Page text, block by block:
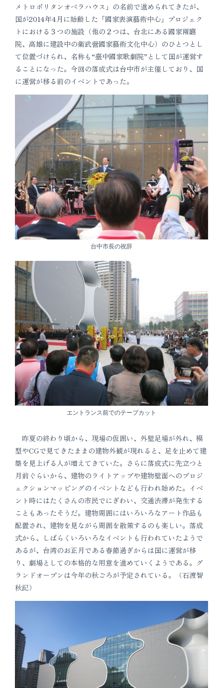
メトロポリタンオペラハウス」の名前で進められてきたが、
国が2014年4月に始動した「國家表演藝術中心」プロジェク
トにおける３つの施設（他の２つは、台北にある國家兩廳
院、高雄に建設中の衛武營國家藝術文化中心）のひとつとし
て位置づけられ、名称も“臺中國家歌劇院”として国が運営す
ることになった。今回の落成式は台中市が主催しており、国
に運営が移る前のイベントであった。
台中市長の祝辞
エントランス前でのテープカット
昨夏の終わり頃から、現場の仮囲い、外壁足場が外れ、模
型やCGで見てきたままの建物外観が現れると、足を止めて建
築を見上げる人が増えてきていた。さらに落成式に先立つと
月前ぐらいから、建物のライトアップや建物壁面へのプロジ
ェクションマッピングのイベントなども行われ始めた。イベ
ント時にはたくさんの市民でにぎわい、交通渋滞が発生する
こともあったそうだ。建物周囲にはいろいろなアート作品も
配置され、建物を見ながら周囲を散策するのも楽しい。落成
式から、しばらくいろいろなイベントも行われていたようで
あるが、台湾のお正月である春節過ぎからは国に運営が移
り、劇場としての本格的な用意を進めていくようである。グ
ランドオープンは今年の秋ごろが予定されている。（石渡智
秋記）